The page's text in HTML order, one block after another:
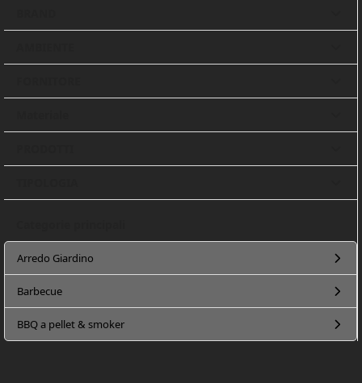
Arredo Giardino
Barbecue
BBQ a pellet & smoker